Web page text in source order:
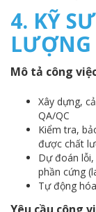
4. KỸ
LƯỢNG
Mô tả công
Xây dựng,
QA/QC
Kiểm tra,
được chất
Dự đoán
phần cứng
Tự động